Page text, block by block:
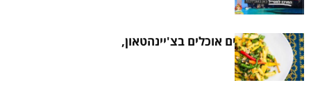
איפה המקומיים אוכלים בצ'יינהטאון,
בנגקוק